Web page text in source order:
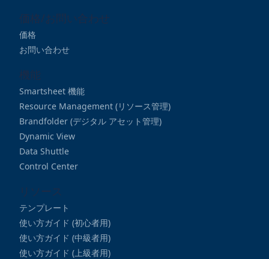
価格/お問い合わせ
価格
お問い合わせ
機能
Smartsheet 機能
Resource Management (リソース管理)
Brandfolder (デジタル アセット管理)
Dynamic View
Data Shuttle
Control Center
リソース
テンプレート
使い方ガイド (初心者用)
使い方ガイド (中級者用)
使い方ガイド (上級者用)